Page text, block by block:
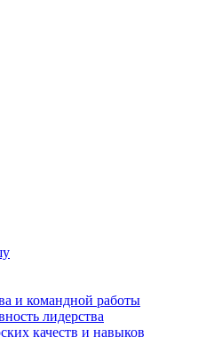
и командной работы
лидерства
качеств и навыков